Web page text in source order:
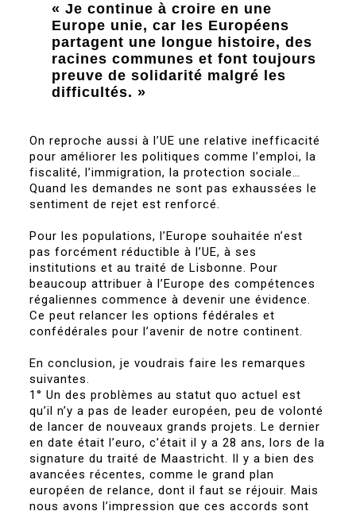
« Je continue à croire en une
Europe unie, car les Européens
partagent une longue histoire, des
racines communes et font toujours
preuve de solidarité malgré les
difficultés. »
On reproche aussi à l’UE une relative inefficacité
pour améliorer les politiques comme l’emploi, la
fiscalité, l’immigration, la protection sociale…
Quand les demandes ne sont pas exhaussées le
sentiment de rejet est renforcé.
Pour les populations, l’Europe souhaitée n’est
pas forcément réductible à l’UE, à ses
institutions et au traité de Lisbonne. Pour
beaucoup attribuer à l’Europe des compétences
régaliennes commence à devenir une évidence.
Ce peut relancer les options fédérales et
confédérales pour l’avenir de notre continent.
En conclusion, je voudrais faire les remarques
suivantes.
1° Un des problèmes au statut quo actuel est
qu’il n’y a pas de leader européen, peu de volonté
de lancer de nouveaux grands projets. Le dernier
en date était l’euro, c’était il y a 28 ans, lors de la
signature du traité de Maastricht. Il y a bien des
avancées récentes, comme le grand plan
européen de relance, dont il faut se réjouir. Mais
nous avons l’impression que ces accords sont